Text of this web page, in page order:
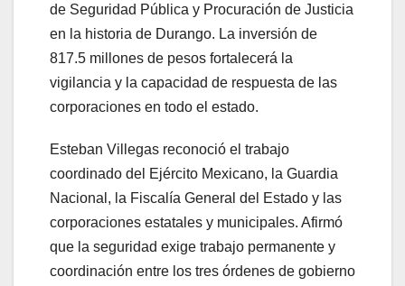
de Seguridad Pública y Procuración de Justicia
en la historia de Durango. La inversión de
817.5 millones de pesos fortalecerá la
vigilancia y la capacidad de respuesta de las
corporaciones en todo el estado.
Esteban Villegas reconoció el trabajo
coordinado del Ejército Mexicano, la Guardia
Nacional, la Fiscalía General del Estado y las
corporaciones estatales y municipales. Afirmó
que la seguridad exige trabajo permanente y
coordinación entre los tres órdenes de gobierno